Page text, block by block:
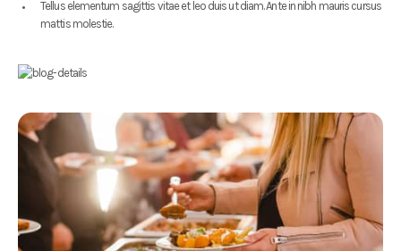
Tellus elementum sagittis vitae et leo duis ut diam. Ante in nibh mauris cursus
mattis molestie.